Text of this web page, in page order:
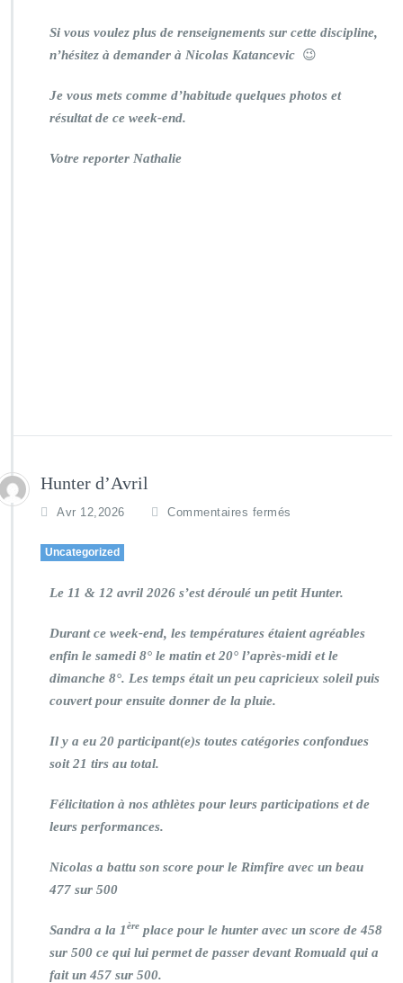
Si vous voulez plus de renseignements sur cette discipline,
n’hésitez à demander à Nicolas Katancevic 😉
Je vous mets comme d’habitude quelques photos et
résultat de ce week-end.
Votre reporter Nathalie
Hunter d’Avril
Avr 12,2026 Commentaires fermés
Uncategorized
Le 11 & 12 avril 2026 s’est déroulé un petit Hunter.
Durant ce week-end, les températures étaient agréables
enfin le samedi 8° le matin et 20° l’après-midi et le
dimanche 8°. Les temps était un peu capricieux soleil puis
couvert pour ensuite donner de la pluie.
Il y a eu 20 participant(e)s toutes catégories confondues
soit 21 tirs au total.
Félicitation à nos athlètes pour leurs participations et de
leurs performances.
Nicolas a battu son score pour le Rimfire avec un beau
477 sur 500
Sandra a la 1ère place pour le hunter avec un score de 458
sur 500 ce qui lui permet de passer devant Romuald qui a
fait un 457 sur 500.